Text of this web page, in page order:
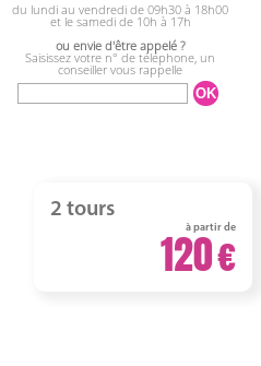
du lundi au vendredi de 09h30 à 18h00
et le samedi de 10h à 17h
ou envie d'être appelé ?
Saisissez votre n° de téléphone, un
conseiller vous rappelle
2 tours
à partir de
120